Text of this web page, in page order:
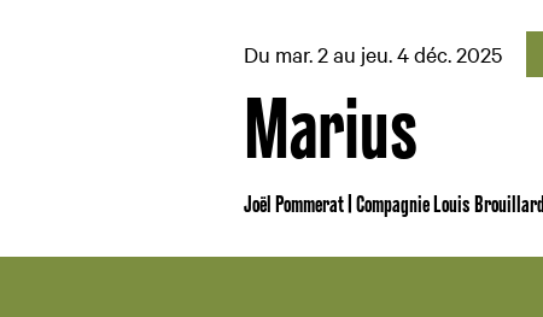
Du mar. 2 au jeu. 4 déc. 2025
Marius
Joël Pommerat | Compagnie Louis Brouillard